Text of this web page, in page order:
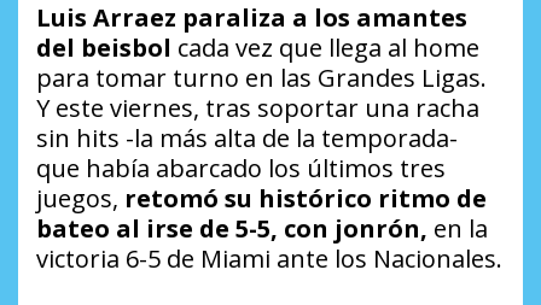
Luis Arraez paraliza a los amantes
del beisbol cada vez que llega al home
para tomar turno en las Grandes Ligas.
Y este viernes, tras soportar una racha
sin hits -la más alta de la temporada-
que había abarcado los últimos tres
juegos, retomó su histórico ritmo de
bateo al irse de 5-5, con jonrón, en la
victoria 6-5 de Miami ante los Nacionales.